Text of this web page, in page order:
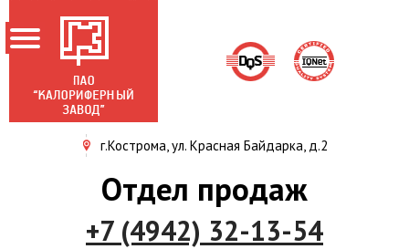
г.Кострома, ул. Красная Байдарка, д.2
Отдел продаж
+7 (4942) 32-13-54
ГЛАВНАЯ
О ЗАВОДЕ
НОВОСТИ